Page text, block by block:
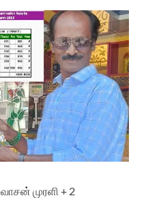
வாசன் முரளி + 2